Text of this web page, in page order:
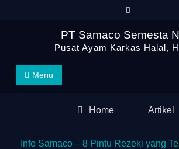
PT Samaco Semesta
Pusat Ayam Karkas Halal,
Menu
Home Artikel
Info Samaco – 8 Pintu Rezeki yang